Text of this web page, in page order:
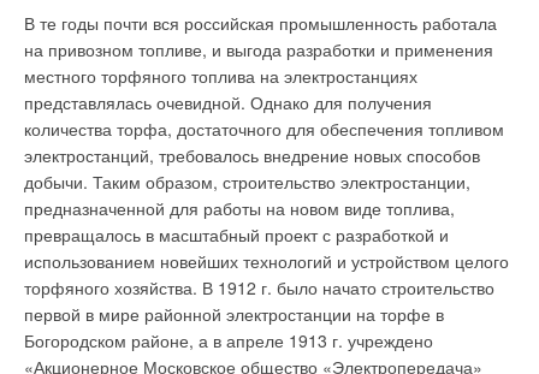
В те годы почти вся российская промышленность работала
на привозном топливе, и выгода разработки и применения
местного торфяного топлива на электростанциях
представлялась очевидной. Однако для получения
количества торфа, достаточного для обеспечения топливом
электростанций, требовалось внедрение новых способов
добычи. Таким образом, строительство электростанции,
предназначенной для работы на новом виде топлива,
превращалось в масштабный проект с разработкой и
использованием новейших технологий и устройством целого
торфяного хозяйства. В 1912 г. было начато строительство
первой в мире районной электростанции на торфе в
Богородском районе, а в апреле 1913 г. учреждено
«Акционерное Московское общество «Электропередача»
влажности играет значительную роль, являясь полноправной
составляющей триады основных показателей степени
комфорта (температура воздуха - его подвижность -
влажность). Математически формализованная взаимосвязь
указанных показателей по 6-бальной шкале оценки уровня
комфорта определяется международным стандартом ISO
7730 с использованием вычисляемых индексов PMV и PPD.
Известно, что человеческое тело на 85% состоит из воды, и
поэтому сохранение баланса влажности - одно из основных
условий сохранения здоровья и хорошего самочувствия.
Особую роль увлажнение воздуха играет в зимний период,
когда, даже при высокой относительной влажности
атмосферного воздуха, его абсолютное влагосодержание
является, как правило, чрезвычайно низким. Поступая в
существует рынок сбалансированных цен на этот вид газа.
Ценообразование для конечных потребителей прозрачно и
предсказуемо, у них нет страха перед монополизмом
производителя или поставщика.
Пятое.Пропан-бутан очень удобен как второе топливо в
газовых котельных, так как большинство горелочных
устройств без изменений или с минимальными техническими
дополнениями могут сжигать как природный газ, так и
пропан-бутан.
"Против"
Первое.Пропан-бутан достаточно опасен. Он в 3,2 раза